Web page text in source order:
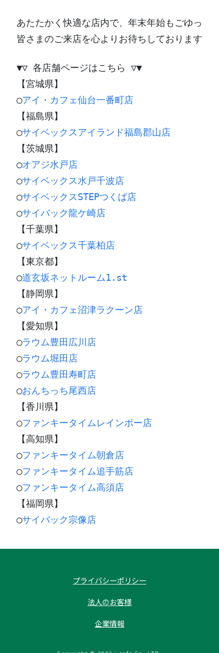
あたたかく快適な店内で、年末年始もごゆっく
皆さまのご来店を心よりお待ちしております。
▼▽ 各店舗ページはこちら ▽▼
【宮城県】
◯アイ・カフェ仙台一番町店
【福島県】
◯サイベックスアイランド福島郡山店
【茨城県】
◯オアジ水戸店
◯サイベックス水戸千波店
◯サイベックスSTEPつくば店
◯サイバック龍ケ崎店
【千葉県】
◯サイベックス千葉柏店
【東京都】
◯道玄坂ネットルーム1.st
【静岡県】
◯アイ・カフェ沼津ラクーン店
【愛知県】
◯ラウム豊田広川店
◯ラウム堀田店
◯ラウム豊田寿町店
◯おんちっち尾西店
【香川県】
◯ファンキータイムレインボー店
【高知県】
◯ファンキータイム朝倉店
◯ファンキータイム追手筋店
◯ファンキータイム高須店
【福岡県】
◯サイバック宗像店
プライバシーポリシー
法人のお客様
企業情報